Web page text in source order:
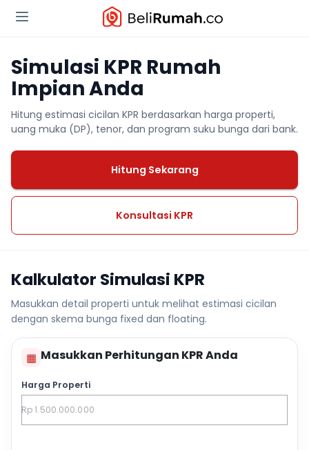
Simulasi KPR Rumah
Impian Anda
Hitung estimasi cicilan KPR berdasarkan harga properti,
uang muka (DP), tenor, dan program suku bunga dari bank.
Hitung Sekarang
Konsultasi KPR
Kalkulator Simulasi KPR
Masukkan detail properti untuk melihat estimasi cicilan
dengan skema bunga fixed dan floating.
▦ Masukkan Perhitungan KPR Anda
Harga Properti